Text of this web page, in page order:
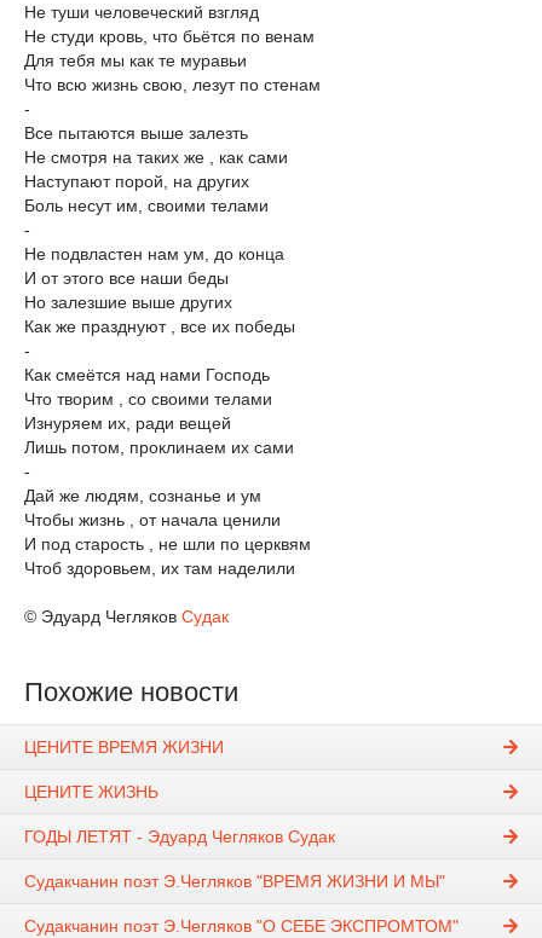
Не туши человеческий взгляд
Не студи кровь, что бьётся по венам
Для тебя мы как те муравьи
Что всю жизнь свою, лезут по стенам
-
Все пытаются выше залезть
Не смотря на таких же , как сами
Наступают порой, на других
Боль несут им, своими телами
-
Не подвластен нам ум, до конца
И от этого все наши беды
Но залезшие выше других
Как же празднуют , все их победы
-
Как смеётся над нами Господь
Что творим , со своими телами
Изнуряем их, ради вещей
Лишь потом, проклинаем их сами
-
Дай же людям, сознанье и ум
Чтобы жизнь , от начала ценили
И под старость , не шли по церквям
Чтоб здоровьем, их там наделили
© Эдуард Чегляков Судак
Похожие новости
ЦЕНИТЕ ВРЕМЯ ЖИЗНИ
ЦЕНИТЕ ЖИЗНЬ
ГОДЫ ЛЕТЯТ - Эдуард Чегляков Судак
Судакчанин поэт Э.Чегляков "ВРЕМЯ ЖИЗНИ И МЫ"
Судакчанин поэт Э.Чегляков "О СЕБЕ ЭКСПРОМТОМ"